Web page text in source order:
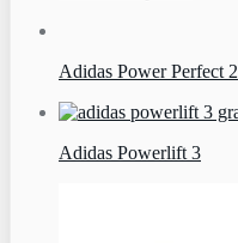
Adidas Power Perfect 2
Adidas Powerlift 3